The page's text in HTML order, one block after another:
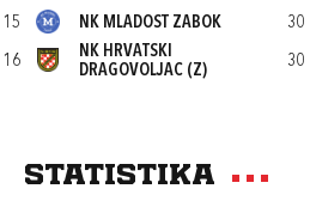
15 NK MLADOST ZABOK 30
16
NK HRVATSKI
DRAGOVOLJAC (Z)
30
Statistika